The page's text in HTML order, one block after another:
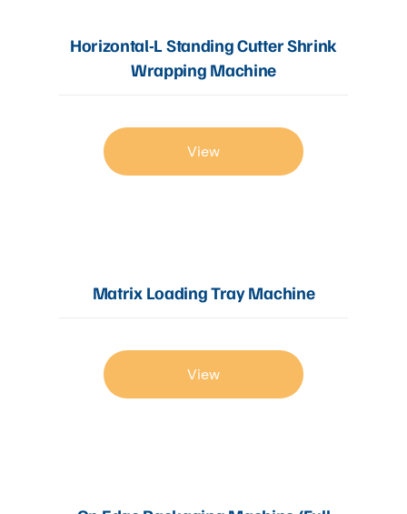
Horizontal-L Standing Cutter Shrink
Wrapping Machine
View
Matrix Loading Tray Machine
View